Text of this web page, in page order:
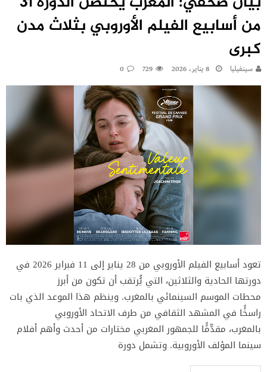
من أسابيع الفيلم الأوروبي بثلاث مدن
كبرى
سينفيليا 8 يناير، 2026 729
0
تعود أسابيع الفيلم الأوروبي من 28 يناير إلى 11 فبراير 2026 في
دورتها الحادية والثلاثين، التي يُُرتقب أن تكون من أبرز
محطات الموسم السينمائي بالمغرب. وينظم هذا الموعد الذي بات
راسخًًا في المشهد الثقافي من طرف الاتحاد الأوروبي
بالمغرب، مقدّّمًًا للجمهور المغربي مختارات من أحدث وأهم أفلام
سينما المؤلف الأوروبية. وتشمل دورة